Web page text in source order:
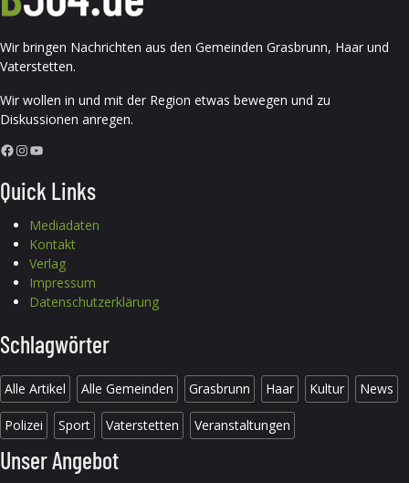
Wir bringen Nachrichten aus den Gemeinden Grasbrunn, Haar und
Vaterstetten.
Wir wollen in und mit der Region etwas bewegen und zu
Diskussionen anregen.
Facebook InstagramYouTube
Quick Links
Mediadaten
Kontakt
Verlag
Impressum
Datenschutzerklärung
Schlagwörter
Alle Artikel Alle Gemeinden Grasbrunn Haar Kultur News
Polizei Sport Vaterstetten Veranstaltungen
Unser Angebot